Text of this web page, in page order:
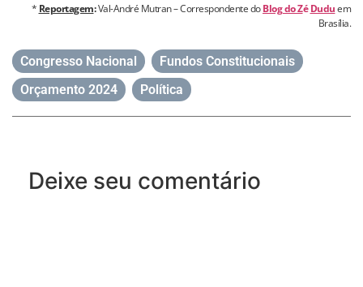
* Reportagem:Val-André Mutran – Correspondente doBlog do ZéDuduem
Brasília.
Congresso Nacional Fundos Constitucionais
Orçamento 2024
Política
Deixe seu comentário